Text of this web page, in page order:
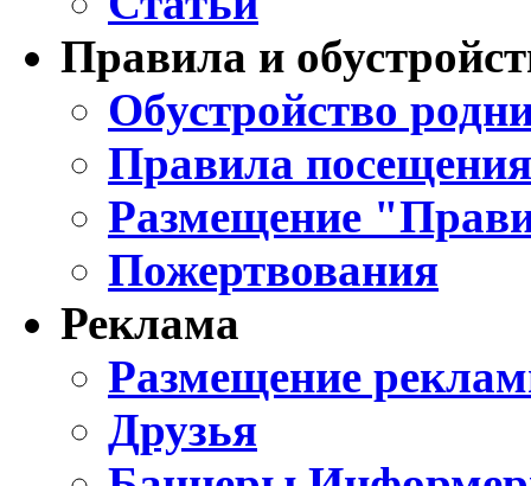
Правила и
Обустройство
Правила
Размещение
Пожертвования
Реклама
Размещение
Друзья